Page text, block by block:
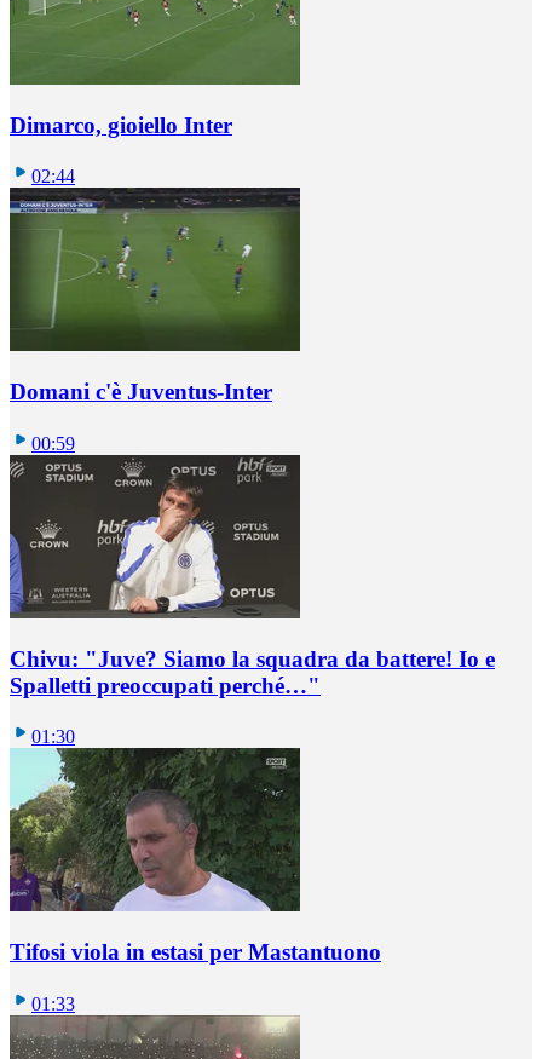
Dimarco, gioiello Inter
02:44
Domani c'è Juventus-Inter
00:59
Chivu: "Juve? Siamo la squadra da battere! Io e
Spalletti preoccupati perché…"
01:30
Tifosi viola in estasi per Mastantuono
01:33